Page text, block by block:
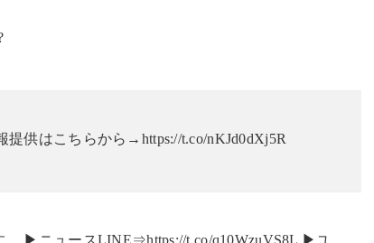
提供はこちらから→https://t.co/nKJd0dXj5R
▶ニュースLINE⇒https://t.co/q10WzuVS8L ▶ユ